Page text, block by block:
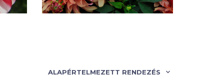
ALAPÉRTELMEZETT RENDEZÉS